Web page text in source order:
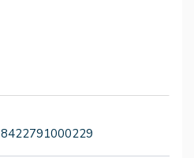
8422791000229